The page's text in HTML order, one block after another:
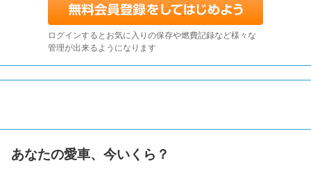
ログインするとお気に入りの保存や燃費記録など様々な
管理が出来るようになります
あなたの愛車、今いくら？